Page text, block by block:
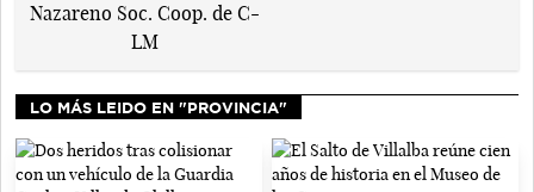
LO MÁS LEIDO EN "PROVINCIA"